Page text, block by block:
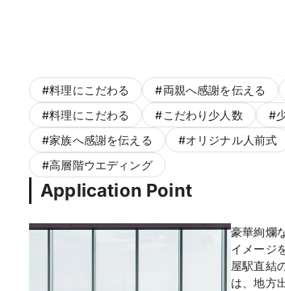
#料理にこだわる #両親へ感謝を伝える
#料理にこだわる #こだわり少人数 #
#家族へ感謝を伝える #オリジナル人前式
#高層階ウエディング
Application Point
豪華絢爛
イメージ
屋駅直結
は、地方